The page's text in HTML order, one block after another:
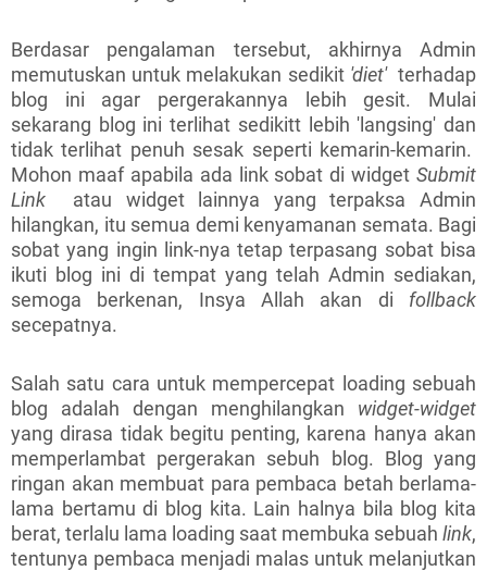
Berdasar pengalaman tersebut, akhirnya Admin
memutuskan untuk melakukan sedikit 'diet'terhadap
blog ini agar pergerakannya lebih gesit. Mulai
sekarang blog ini terlihat sedikitt lebih 'langsing' dan
tidak terlihat penuh sesak seperti kemarin-kemarin.
Mohon maaf apabila ada link sobat di widget Submit
Link atau widget lainnya yang terpaksa Admin
hilangkan, itu semua demi kenyamanan semata. Bagi
sobat yang ingin link-nya tetap terpasang sobat bisa
ikuti blog ini di tempat yang telah Admin sediakan,
semoga berkenan, Insya Allah akan di follback
secepatnya.
Salah satu cara untuk mempercepat loading sebuah
blog adalah dengan menghilangkan widget-widget
yang dirasa tidak begitu penting, karena hanya akan
memperlambat pergerakan sebuh blog. Blog yang
ringan akan membuat para pembaca betah berlama-
lama bertamu di blog kita. Lain halnya bila blog kita
berat, terlalu lama loading saat membuka sebuah link,
tentunya pembaca menjadi malas untuk melanjutkan